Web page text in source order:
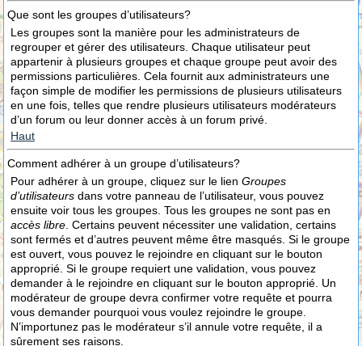
Que sont les groupes d’utilisateurs?
Les groupes sont la manière pour les administrateurs de
regrouper et gérer des utilisateurs. Chaque utilisateur peut
appartenir à plusieurs groupes et chaque groupe peut avoir des
permissions particulières. Cela fournit aux administrateurs une
façon simple de modifier les permissions de plusieurs utilisateurs
en une fois, telles que rendre plusieurs utilisateurs modérateurs
d’un forum ou leur donner accès à un forum privé.
Haut
Comment adhérer à un groupe d’utilisateurs?
Pour adhérer à un groupe, cliquez sur le lien Groupes
d’utilisateurs dans votre panneau de l’utilisateur, vous pouvez
ensuite voir tous les groupes. Tous les groupes ne sont pas en
accès libre . Certains peuvent nécessiter une validation, certains
sont fermés et d’autres peuvent même être masqués. Si le groupe
est ouvert, vous pouvez le rejoindre en cliquant sur le bouton
approprié. Si le groupe requiert une validation, vous pouvez
demander à le rejoindre en cliquant sur le bouton approprié. Un
modérateur de groupe devra confirmer votre requête et pourra
vous demander pourquoi vous voulez rejoindre le groupe.
N’importunez pas le modérateur s’il annule votre requête, il a
sûrement ses raisons.